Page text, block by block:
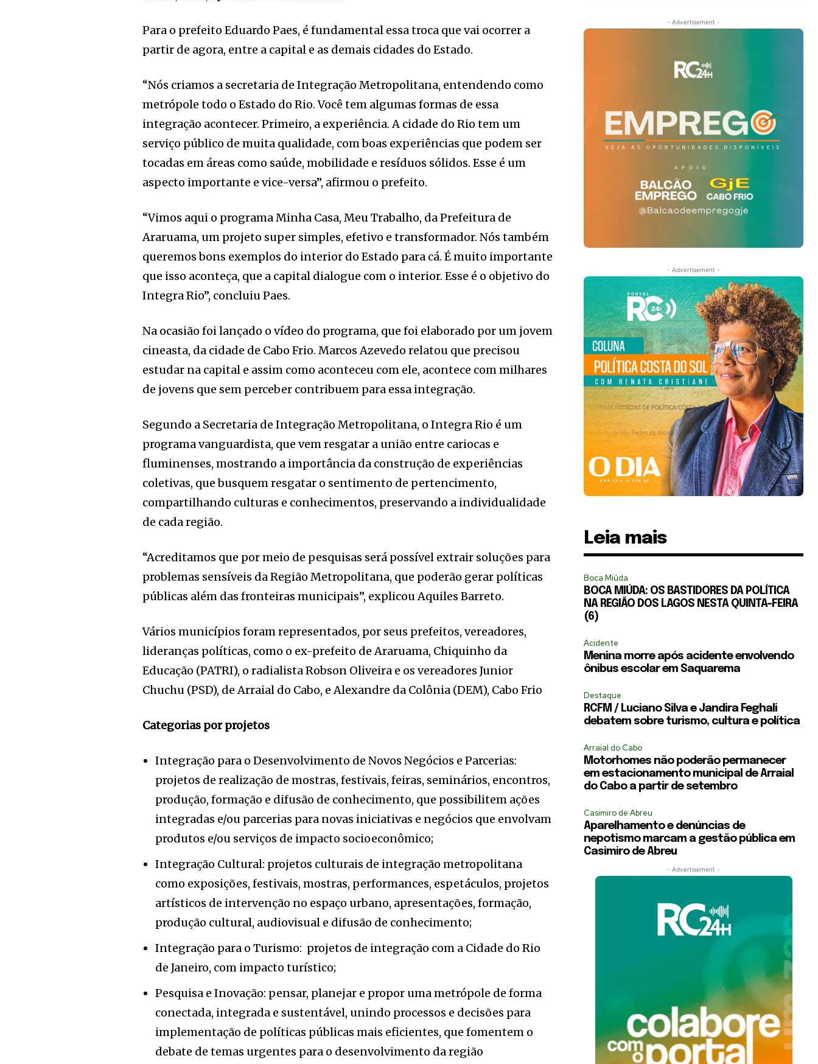
Para o prefeito Eduardo Paes, é fundamental essa troca que vai ocorrer a
partir de agora, entre a capital e as demais cidades do Estado.
“Nós criamos a secretaria de Integração Metropolitana, entendendo como
metrópole todo o Estado do Rio. Você tem algumas formas de essa
integração acontecer. Primeiro, a experiência. A cidade do Rio tem um
serviço público de muita qualidade, com boas experiências que podem ser
tocadas em áreas como saúde, mobilidade e resíduos sólidos. Esse é um
aspecto importante e vice-versa”, afirmou o prefeito.
“Vimos aqui o programa Minha Casa, Meu Trabalho, da Prefeitura de
Araruama, um projeto super simples, efetivo e transformador. Nós também
queremos bons exemplos do interior do Estado para cá. É muito importante
que isso aconteça, que a capital dialogue com o interior. Esse é o objetivo do
Integra Rio”, concluiu Paes.
Na ocasião foi lançado o vídeo do programa, que foi elaborado por um jovem
cineasta, da cidade de Cabo Frio. Marcos Azevedo relatou que precisou
estudar na capital e assim como aconteceu com ele, acontece com milhares
de jovens que sem perceber contribuem para essa integração.
Segundo a Secretaria de Integração Metropolitana, o Integra Rio é um
programa vanguardista, que vem resgatar a união entre cariocas e
fluminenses, mostrando a importância da construção de experiências
coletivas, que busquem resgatar o sentimento de pertencimento,
compartilhando culturas e conhecimentos, preservando a individualidade
de cada região.
“Acreditamos que por meio de pesquisas será possível extrair soluções para
problemas sensíveis da Região Metropolitana, que poderão gerar políticas
públicas além das fronteiras municipais”, explicou Aquiles Barreto.
Vários municípios foram representados, por seus prefeitos, vereadores,
lideranças políticas, como o ex-prefeito de Araruama, Chiquinho da
Educação (PATRI), o radialista Robson Oliveira e os vereadores Junior
Chuchu (PSD), de Arraial do Cabo, e Alexandre da Colônia (DEM), Cabo Frio
Categorias por projetos
Integração para o Desenvolvimento de Novos Negócios e Parcerias:
projetos de realização de mostras, festivais, feiras, seminários, encontros,
produção, formação e difusão de conhecimento, que possibilitem ações
integradas e/ou parcerias para novas iniciativas e negócios que envolvam
produtos e/ou serviços de impacto socioeconômico;
Integração Cultural: projetos culturais de integração metropolitana
como exposições, festivais, mostras, performances, espetáculos, projetos
artísticos de intervenção no espaço urbano, apresentações, formação,
produção cultural, audiovisual e difusão de conhecimento;
Integração para o Turismo: projetos de integração com a Cidade do Rio
de Janeiro, com impacto turístico;
Pesquisa e Inovação: pensar, planejar e propor uma metrópole de forma
conectada, integrada e sustentável, unindo processos e decisões para
implementação de políticas públicas mais eficientes, que fomentem o
debate de temas urgentes para o desenvolvimento da região
- Advertisement -
- Advertisement -
Leia mais
Boca Miúda
BOCA MIÚDA: OS BASTIDORES DA POLÍTICA
NA REGIÃO DOS LAGOS NESTA QUINTA-FEIRA
(6)
Acidente
Menina morre após acidente envolvendo
ônibus escolar em Saquarema
Destaque
RCFM / Luciano Silva e Jandira Feghali
debatem sobre turismo, cultura e política
Arraial do Cabo
Motorhomes não poderão permanecer
em estacionamento municipal de Arraial
do Cabo a partir de setembro
Casimiro de Abreu
Aparelhamento e denúncias de
nepotismo marcam a gestão pública em
Casimiro de Abreu
- Advertisement -